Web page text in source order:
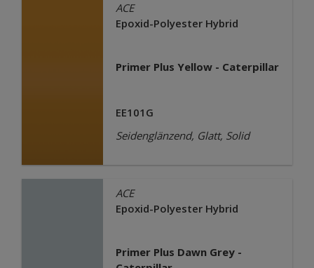
ACE
Epoxid-Polyester Hybrid
Primer Plus Yellow - Caterpillar
EE101G
Seidenglänzend, Glatt, Solid
ACE
Epoxid-Polyester Hybrid
Primer Plus Dawn Grey -